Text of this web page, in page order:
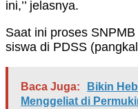
ini,’’ jelasnya.
Saat ini proses
siswa di PDSS
Baca Juga:
Bikin
Menggeliat di